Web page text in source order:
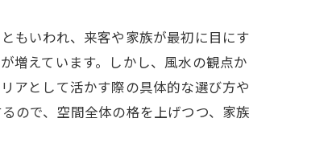
もいわれ、来客や家族が最初に目にす
増えています。しかし、風水の観点か
アとして活かす際の具体的な選び方や
ので、空間全体の格を上げつつ、家族